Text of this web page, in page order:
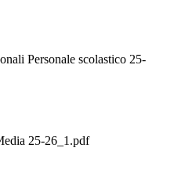
Personale scolastico 25-
25-26_1.pdf